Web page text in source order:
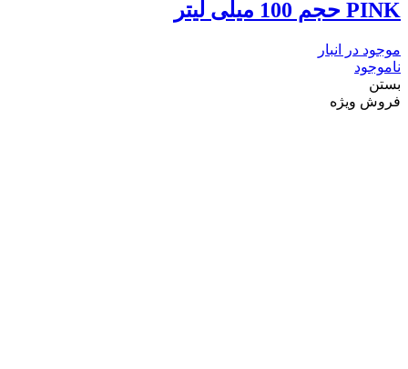
PINK حجم 100 میلی لیتر
موجود در انبار
ناموجود
بستن
فروش ویژه